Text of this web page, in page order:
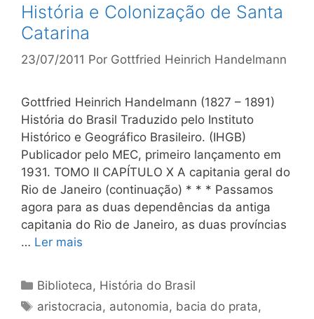
História e Colonização de Santa
Catarina
23/07/2011 Por Gottfried Heinrich Handelmann
Gottfried Heinrich Handelmann (1827 – 1891)
História do Brasil Traduzido pelo Instituto
Histórico e Geográfico Brasileiro. (IHGB)
Publicador pelo MEC, primeiro lançamento em
1931. TOMO II CAPÍTULO X A capitania geral do
Rio de Janeiro (continuação) * * * Passamos
agora para as duas dependências da antiga
capitania do Rio de Janeiro, as duas províncias
… Ler mais
Categorias
Biblioteca, História do Brasil
Tags
aristocracia, autonomia, bacia do prata,